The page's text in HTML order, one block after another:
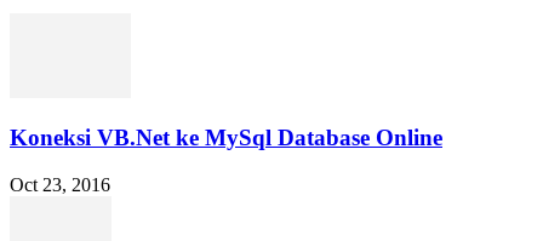
Koneksi VB.Net ke MySql Database Online
Oct 23, 2016